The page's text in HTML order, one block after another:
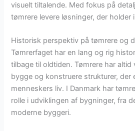
visuelt tiltalende. Med fokus på
tømrere levere løsninger, der holder
Historisk perspektiv på tømrere og
Tømrerfaget har en lang og rig
tilbage til oldtiden. Tømrere har
bygge og konstruere strukturer, der
menneskers liv. I Danmark har
rolle i udviklingen af bygninger, fra
moderne byggeri.